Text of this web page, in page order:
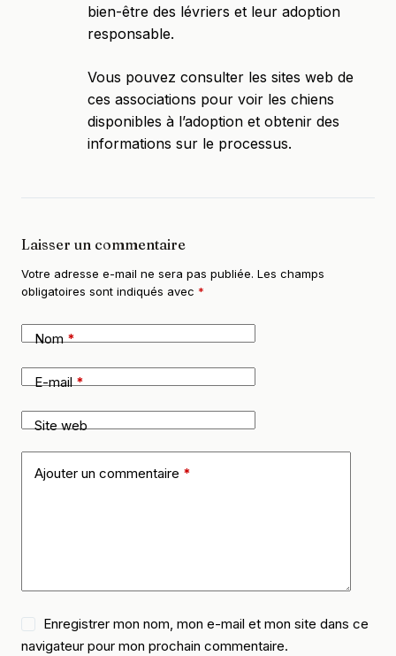
bien-être des lévriers et leur adoption
responsable.​
Vous pouvez consulter les sites web de
ces associations pour voir les chiens
disponibles à l’adoption et obtenir des
informations sur le processus.​
Laisser un commentaire
Votre adresse e-mail ne sera pas publiée. Les champs
obligatoires sont indiqués avec *
Nom*
E-mail*
Site web
Ajouter un commentaire *
Enregistrer mon nom, mon e-mail et mon site dans ce
navigateur pour mon prochain commentaire.